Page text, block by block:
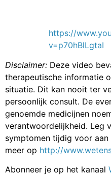
https://
v=p70hBlLgtaI
Disclaimer: Deze video
therapeutische informatie
situatie. Dit kan nooit ter
persoonlijk consult. De
genoemde medicijnen
verantwoordelijkheid. Leg
symptomen tijdig voor
meer op http://
Abonneer je op het kanaal